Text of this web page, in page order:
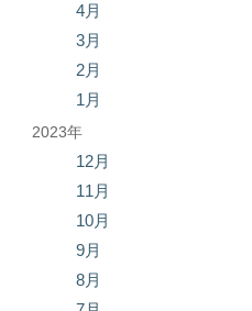
4月
3月
2月
1月
2023年
12月
11月
10月
9月
8月